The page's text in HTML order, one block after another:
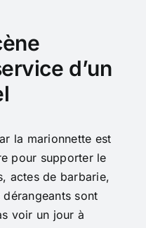
d’un
la marionnette est
pour supporter le
actes de barbarie,
sont
voir un jour à